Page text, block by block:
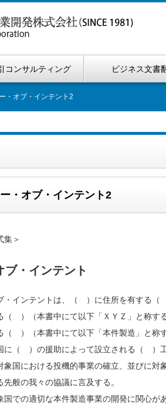
コンサルティング ビジネス文書
・オブ・インテント2
・オブ・インテント2
集＞
ブ・インテント
・インテントは、（ ）に住所を有する
（ ）（本書中にて以下「ＸＹＺ」と称
（ ）（本書中にて以下「本件製造」と称
に（ ）の援助によって設立される（ ）
象国における投機的事業の確立、並びに
般の我々の協議に言及する。
国での適切な本件製造事業の開発に関心